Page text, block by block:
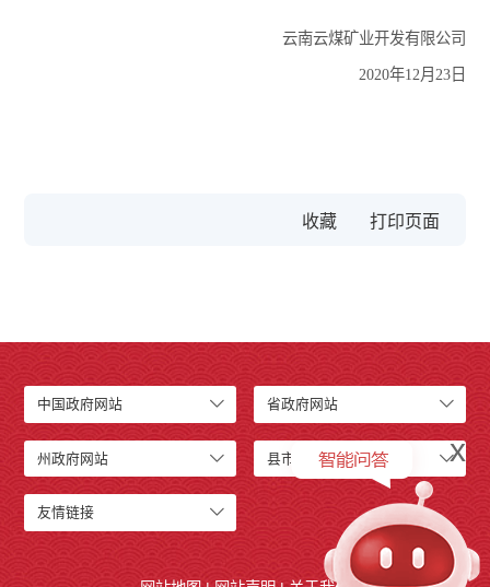
云南云煤矿业开发有限公司
2020年12月23日
收藏
中国政府网站 省政府网站
州政府网站 县市政府网站
友情链接
x